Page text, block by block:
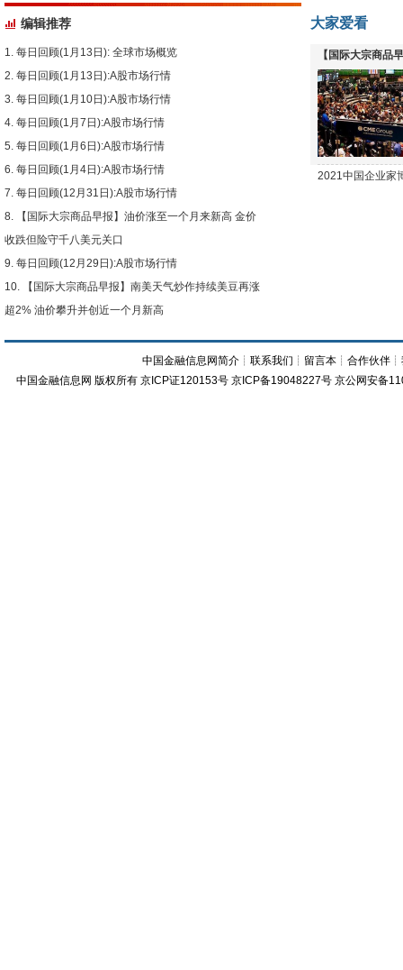
编辑推荐
每日回顾(1月13日): 全球市场概览
每日回顾(1月13日):A股市场行情
每日回顾(1月10日):A股市场行情
每日回顾(1月7日):A股市场行情
每日回顾(1月6日):A股市场行情
每日回顾(1月4日):A股市场行情
每日回顾(12月31日):A股市场行情
【国际大宗商品早报】油价涨至一个月来新高 金价
收跌但险守千八美元关口
每日回顾(12月29日):A股市场行情
【国际大宗商品早报】南美天气炒作持续美豆再涨
超2% 油价攀升并创近一个月新高
大家爱看
【国际大宗商品
下跌
2021中国企业家
中国金融信息网简介 ┊联系我们 ┊ 留言本 ┊合作伙伴 ┊
中国金融信息网 版权所有 京ICP证120153号 京ICP备19048227号 京公网安备